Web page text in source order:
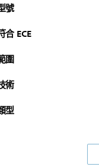
號
合 ECE
圍
術
型